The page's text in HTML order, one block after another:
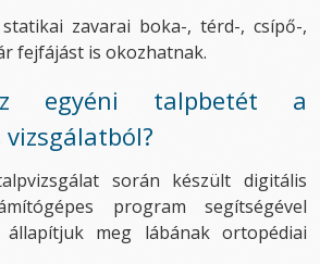
zavarai boka-, térd-, csípő-,
fejfájást is okozhatnak.
egyéni talpbetét a
során készült digitális
program segítségével
meg lábának ortopédiai